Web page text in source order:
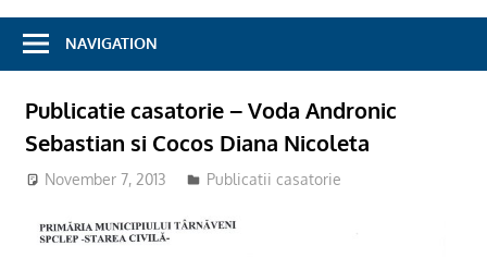
NAVIGATION
Publicatie casatorie – Voda Andronic
Sebastian si Cocos Diana Nicoleta
November 7, 2013 Publicatii casatorie